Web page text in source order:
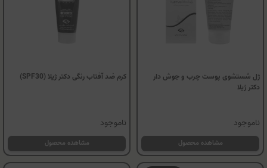
ژل شستشوی پوست چرب و جوش دار
دکتر ژیلا
ناموجود
مشاهده محصول
کرم ضد آفتاب رنگی دکتر ژیلا (SPF30)
ناموجود
مشاهده محصول